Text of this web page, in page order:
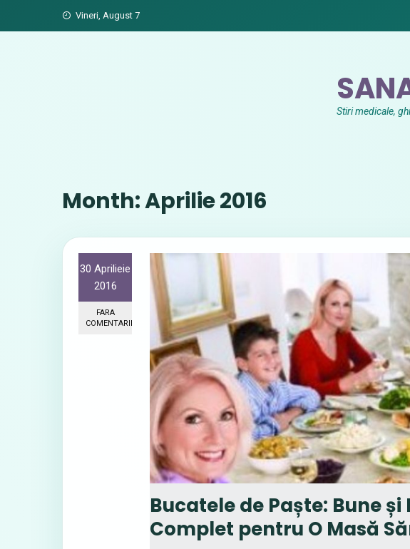
Vineri, August 7
Stiri medicale,
Month:Aprilie 2016
30 Aprilieie
2016
FARA
COMENTARII
Bucatele de Paște: Bune și
Complet pentru O Masă